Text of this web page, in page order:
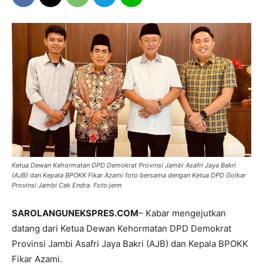
Ketua Dewan Kehormatan DPD Demokrat Provinsi Jambi Asafri Jaya Bakri
(AJB) dan Kepala BPOKK Fikar Azami foto bersama dengan Ketua DPD Golkar
Provinsi Jambi Cek Endra. Foto:jenn
SAROLANGUNEKSPRES.COM– Kabar mengejutkan
datang dari Ketua Dewan Kehormatan DPD Demokrat
Provinsi Jambi Asafri Jaya Bakri (AJB) dan Kepala BPOKK
Fikar Azami.